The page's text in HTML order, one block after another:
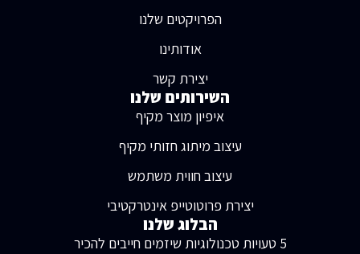
הפרויקטים שלנו
אודותינו
יצירת קשר
השירותים שלנו
איפיון מוצר מקיף
עיצוב מיתוג חזותי מקיף
עיצוב חווית משתמש
יצירת פרוטוטייפ אינטרקטיבי
הבלוג שלנו
5 טעויות טכנולוגיות שיזמים חייבים להכיר